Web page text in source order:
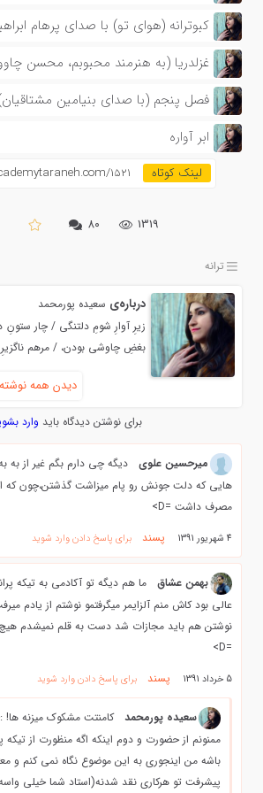
کبوترانه (هوای تو) با صدای پرهام
غزلدریا (به هنرمند محبوبم، محسن
فصل پنجم (با صدای بنیامین
ابر آواره
1521
1319 ۸۰
ترانه
درباره‌ی سعیده پورمحمد
زیرِ آوارِ شومِ دلتنگی / چار
بغضِ چاوشی بودن، / مرهم
دیدن همه
برای نوشتن دیدگاه باید وارد
میرحسین علوی
دیگه چی دارم بگم غیر از
هایی که دلت جونش رو پام میزاشت گذشتن،چون که
مصرف داشت =D>
4 شهریور 1391 پسند برای پاسخ دادن وارد شوید
بهمن عشاق
ما هم ديگه تو آكادمي به تيكه
عالي بود كاش منم آلزايمر ميگرفتمو نوشتم از يادم
نوشتن هم بايد مجازات شد دست به قلم نميشدم
=D>
5 خرداد 1391 پسند برای پاسخ دادن وارد شوید
سعیده پورمحمد
کامنتت مشکوک میزنه ها!
ممنونم از حضورت و دوم اینکه اگه منظورت از تیکه
باشه من اینجوری به این موضوع نگاه نمی کنم و
پیشرفت تو هرکاری نقد شدنه(استاد شما خیلی